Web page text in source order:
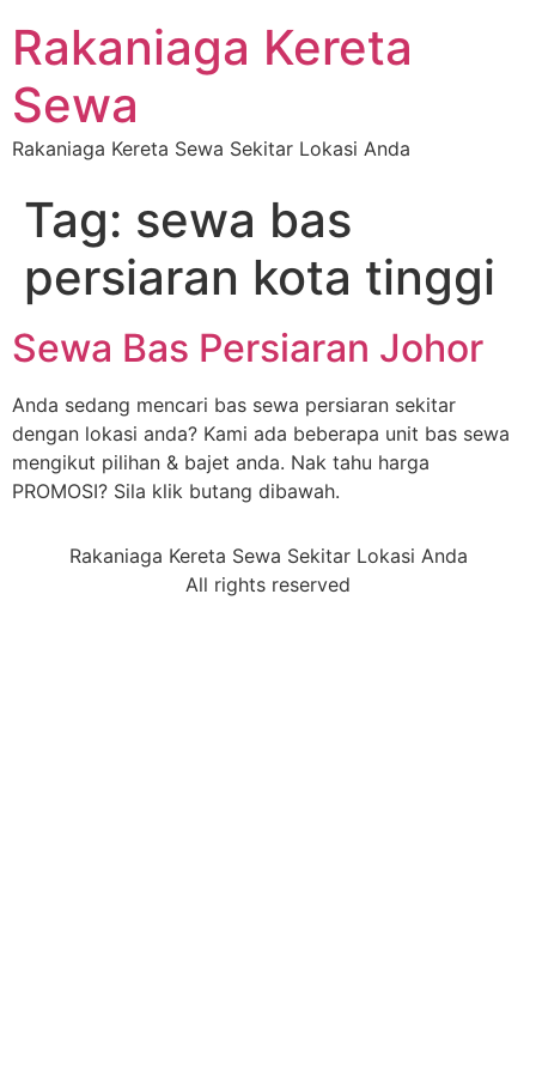
Rakaniaga Kereta
Sewa
Rakaniaga Kereta Sewa Sekitar Lokasi Anda
Tag: sewa bas
persiaran kota tinggi
Sewa Bas Persiaran Johor
Anda sedang mencari bas sewa persiaran sekitar
dengan lokasi anda? Kami ada beberapa unit bas sewa
mengikut pilihan & bajet anda. Nak tahu harga
PROMOSI? Sila klik butang dibawah.
Rakaniaga Kereta Sewa Sekitar Lokasi Anda
All rights reserved